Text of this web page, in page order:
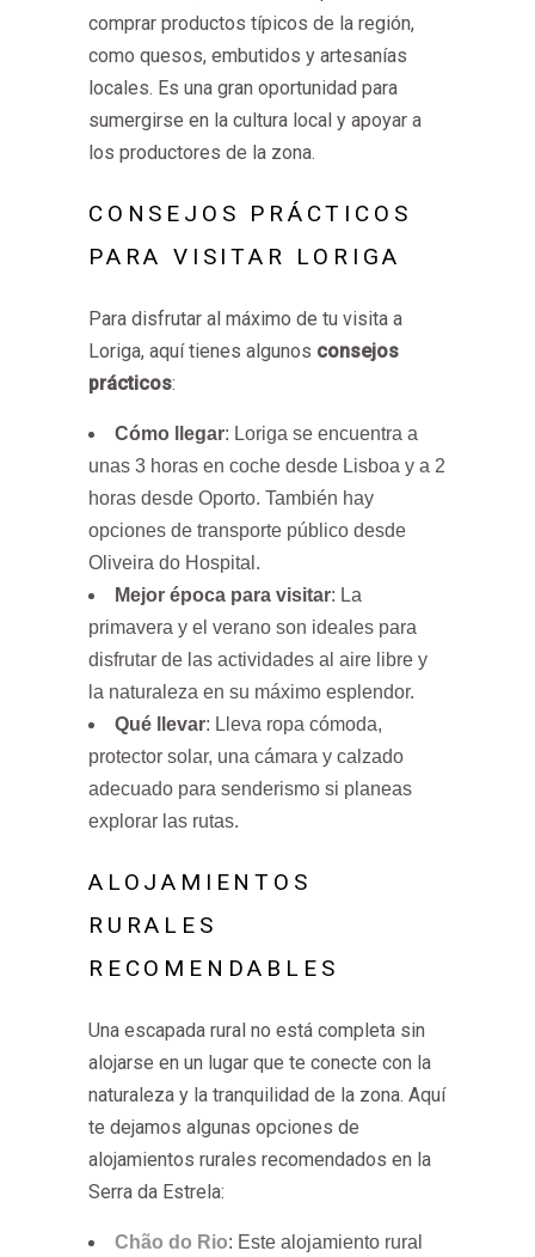
comprar productos típicos de la región,
como quesos, embutidos y artesanías
locales. Es una gran oportunidad para
sumergirse en la cultura local y apoyar a
los productores de la zona.
CONSEJOS PRÁCTICOS
PARA VISITAR LORIGA
Para disfrutar al máximo de tu visita a
Loriga, aquí tienes algunos consejos
prácticos:
Cómo llegar: Loriga se encuentra a
unas 3 horas en coche desde Lisboa y a 2
horas desde Oporto. También hay
opciones de transporte público desde
Oliveira do Hospital.
Mejor época para visitar: La
primavera y el verano son ideales para
disfrutar de las actividades al aire libre y
la naturaleza en su máximo esplendor.
Qué llevar: Lleva ropa cómoda,
protector solar, una cámara y calzado
adecuado para senderismo si planeas
explorar las rutas.
ALOJAMIENTOS
RURALES
RECOMENDABLES
Una escapada rural no está completa sin
alojarse en un lugar que te conecte con la
naturaleza y la tranquilidad de la zona. Aquí
te dejamos algunas opciones de
alojamientos rurales recomendados en la
Serra da Estrela:
Chão do Rio: Este alojamiento rural